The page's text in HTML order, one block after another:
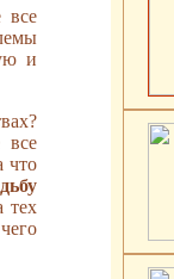
все
и
все
что
тех